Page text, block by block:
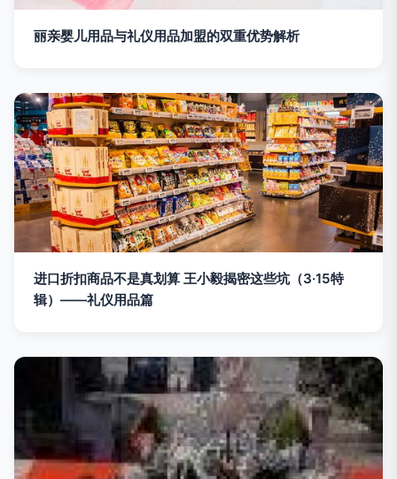
丽亲婴儿用品与礼仪用品加盟的双重优势解析
进口折扣商品不是真划算 王小毅揭密这些坑（3·15特
辑）——礼仪用品篇